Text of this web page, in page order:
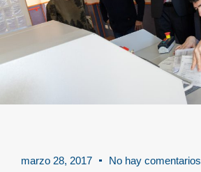
marzo 28, 2017 No hay comentarios